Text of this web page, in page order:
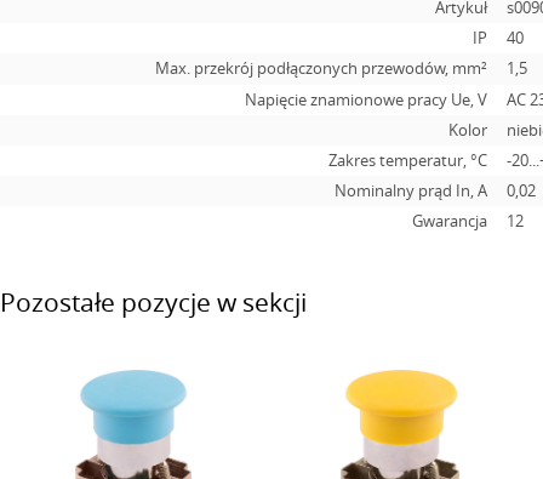
Artykuł
IP
40
Max. przekrój podłączonych przewodów, mm²
1,5
Napięcie znamionowe pracy Ue, V
AC
Kolor
Zakres temperatur, °C
-
Nominalny prąd In, А
0,02
Gwarancja
12
Pozostałe pozycje w sekcji